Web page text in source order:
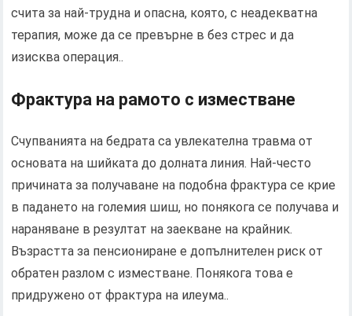
счита за най-трудна и опасна, която, с неадекватна
терапия, може да се превърне в без стрес и да
изисква операция..
Фрактура на рамото с изместване
Счупванията на бедрата са увлекателна травма от
основата на шийката до долната линия. Най-често
причината за получаване на подобна фрактура се крие
в падането на големия шиш, но понякога се получава и
нараняване в резултат на заекване на крайник.
Възрастта за пенсиониране е допълнителен риск от
обратен разлом с изместване. Понякога това е
придружено от фрактура на илеума..